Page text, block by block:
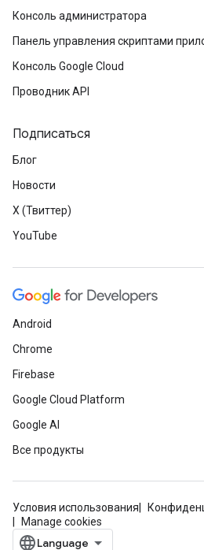
Консоль администратора
Панель управления скриптами
Консоль Google Cloud
Проводник API
Подписаться
Блог
Новости
X (Твиттер)
YouTube
Android
Chrome
Firebase
Google Cloud Platform
Google AI
Все продукты
Условия использования
Manage cookies